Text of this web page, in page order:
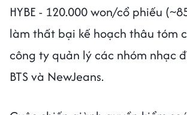
HYBE - 120.000 won/cổ phiếu
làm thất bại kế hoạch thâu tóm
công ty quản lý các nhóm nhạc
BTS và NewJeans.